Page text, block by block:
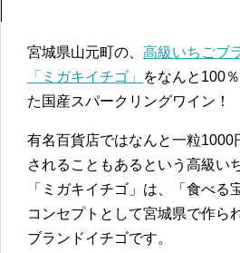
宮城県山元町の、 高級いちごブ
「ミガキイチゴ」
をなんと100
た国産スパークリングワイン！
有名百貨店ではなんと一粒1000
されることもあるという高級い
「ミガキイチゴ」は、「食べる
コンセプトとして宮城県で作ら
ブランドイチゴです。